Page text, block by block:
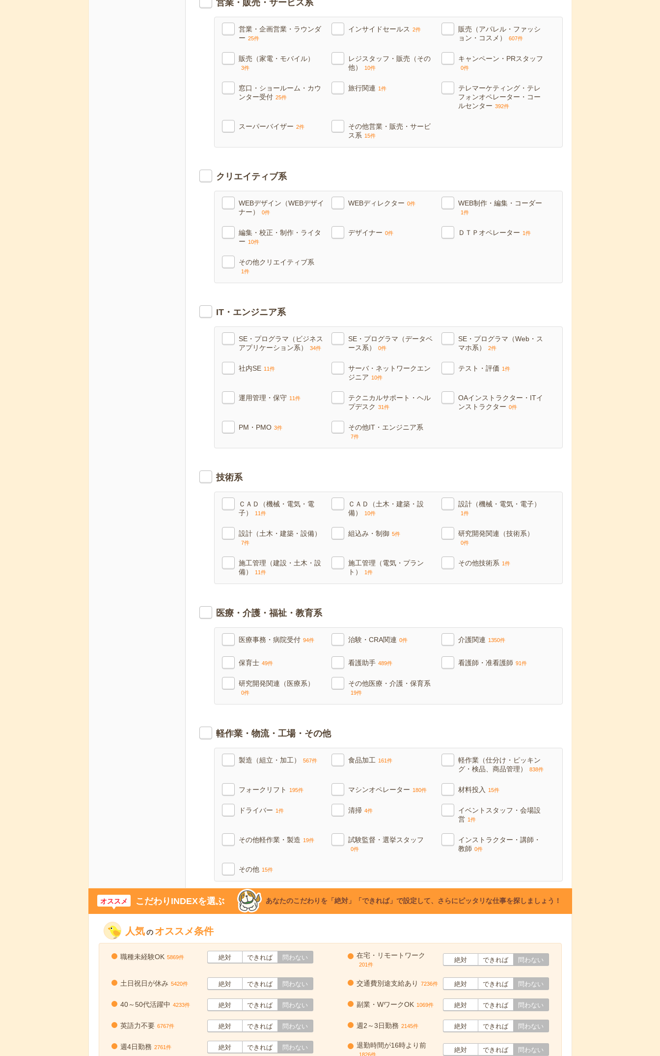
営業・販売・サービス系
営業・企画営業・ラウンダ
ー 25件
インサイドセールス 2件
販売（アパレル・ファッシ
ョン・コスメ）
607件
販売（家電・モバイル）
3件
レジスタッフ・販売（その
他）
10件
キャンペーン・PRスタッフ
0件
窓口・ショールーム・カウ
ンター受付 25件
旅行関連 1件
テレマーケティング・テレ
フォンオペレーター・コー
ルセンター 392件
スーパーバイザー 2件
その他営業・販売・サービ
ス系 15件
クリエイティブ系
WEBデザイン（WEBデザイ
ナー）
0件
WEBディレクター 0件 WEB制作・編集・コーダー
1件
編集・校正・制作・ライタ
ー 10件
デザイナー 0件 ＤＴＰオペレーター 1件
その他クリエイティブ系
1件
IT・エンジニア系
SE・プログラマ（ビジネス
アプリケーション系）
34件
SE・プログラマ（データベ
ース系）
0件
SE・プログラマ（Web・ス
マホ系）
2件
社内SE 11件
サーバ・ネットワークエン
ジニア 10件
テスト・評価 1件
運用管理・保守 11件
テクニカルサポート・ヘル
プデスク
31件
OAインストラクター・ITイ
ンストラクター 0件
PM・PMO 3件 その他IT・エンジニア系
7件
技術系
ＣＡＤ（機械・電気・電
子）
11件
ＣＡＤ（土木・建築・設
備）
10件
設計（機械・電気・電子）
1件
設計（土木・建築・設備）
7件
組込み・制御 5件 研究開発関連（技術系）
0件
施工管理（建設・土木・設
備）
11件
施工管理（電気・プラン
ト）
1件
その他技術系 1件
医療・介護・福祉・教育系
医療事務・病院受付 94件 治験・CRA関連 0件 介護関連 1350件
保育士 49件 看護助手 489件 看護師・准看護師 91件
研究開発関連（医療系）
0件
その他医療・介護・保育系
19件
軽作業・物流・工場・その他
製造（組立・加工） 567件 食品加工 161件
軽作業（仕分け・ピッキン
グ・検品、商品管理）
838件
フォークリフト 195件 マシンオペレーター 180件 材料投入 15件
ドライバー 1件 清掃 4件
イベントスタッフ・会場設
営 1件
その他軽作業・製造 19件 試験監督・選挙スタッフ
0件
インストラクター・講師・
教師 0件
その他 15件
オススメ こだわりINDEXを選ぶ あなたのこだわりを「絶対」「できれば」で設定して、さらにピッタリな仕事を探しましょう！
人気 の オススメ条件
職種未経験OK 5869件 絶対 できれば 問わない 在宅・リモートワーク
201件
絶対 できれば 問わない
土日祝日が休み 5420件 絶対 できれば 問わない 交通費別途支給あり 7236件 絶対 できれば 問わない
40～50代活躍中 4233件 絶対 できれば 問わない 副業・WワークOK 1069件 絶対 できれば 問わない
英語力不要 6767件 絶対 できれば 問わない 週2～3日勤務 2145件 絶対 できれば 問わない
週4日勤務 2761件 絶対 できれば 問わない 退勤時間が16時より前
1826件
絶対 できれば 問わない